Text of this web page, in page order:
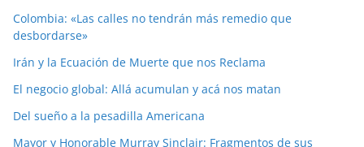
Colombia: «Las calles no tendrán más remedio que
desbordarse»
Irán y la Ecuación de Muerte que nos Reclama
El negocio global: Allá acumulan y acá nos matan
Del sueño a la pesadilla Americana
Mayor y Honorable Murray Sinclair: Fragmentos de sus